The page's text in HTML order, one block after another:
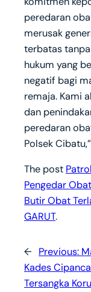
peredaran
merusak
terbatas
hukum yang
negatif bagi
remaja. Kami
dan
peredaran
Polsek
The post
Pengedar
Butir Obat
GARUT.
← Previous:
Kades
Tersangka